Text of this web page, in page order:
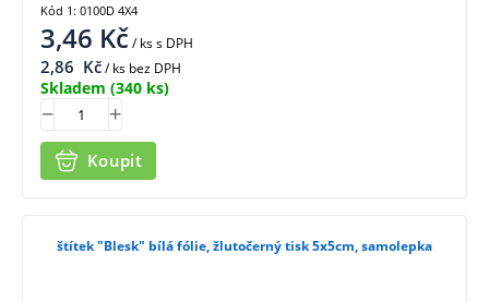
3,46 Kč/ kss DPH
2,86 Kč/ ks bez DPH
Skladem (340 ks)
Koupit
Kód 1: 0100D 4X4
štítek "Blesk" bílá fólie, žlutočerný tisk 5x5cm, samolepka